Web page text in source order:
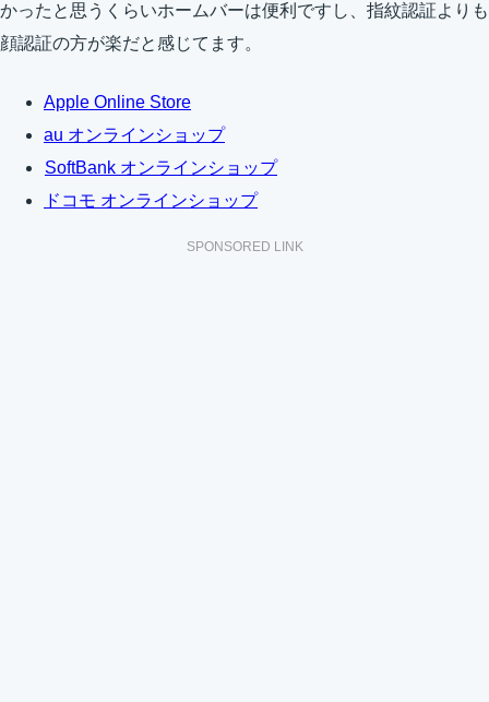
かったと思うくらいホームバーは便利ですし、指紋認証よりも
顔認証の方が楽だと感じてます。
Apple Online Store
au オンラインショップ
SoftBank オンラインショップ
ドコモ オンラインショップ
SPONSORED LINK